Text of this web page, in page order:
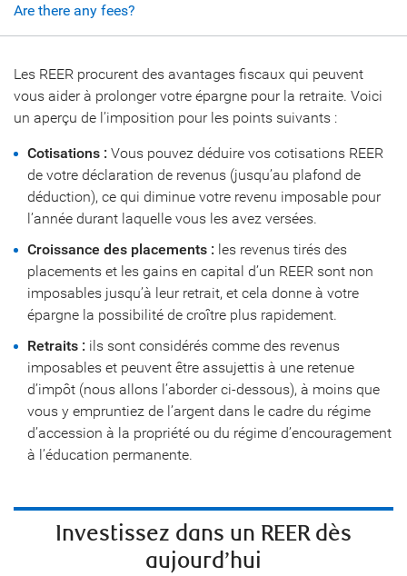
Are there any fees?
Les REER procurent des avantages fiscaux qui peuvent
vous aider à prolonger votre épargne pour la retraite. Voici
un aperçu de l’imposition pour les points suivants :
Cotisations : Vous pouvez déduire vos cotisations REER
de votre déclaration de revenus (jusqu’au plafond de
déduction), ce qui diminue votre revenu imposable pour
l’année durant laquelle vous les avez versées.
Croissance des placements : les revenus tirés des
placements et les gains en capital d’un REER sont non
imposables jusqu’à leur retrait, et cela donne à votre
épargne la possibilité de croître plus rapidement.
Retraits : ils sont considérés comme des revenus
imposables et peuvent être assujettis à une retenue
d’impôt (nous allons l’aborder ci-dessous), à moins que
vous y empruntiez de l’argent dans le cadre du régime
d’accession à la propriété ou du régime d’encouragement
à l’éducation permanente.
Investissez dans un REER dès
aujourd’hui